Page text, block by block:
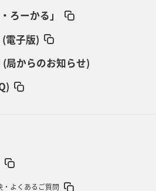
ろーかる」
電子版)
局からのお知らせ)
・よくあるご質問